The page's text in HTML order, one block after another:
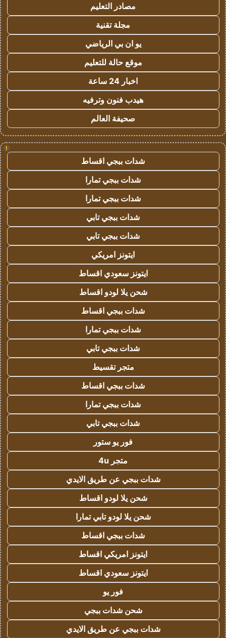
مصادر التعليم
مجلة تقنية
يو ان بي الرياضي
موقع حالة للتعليم
اخبار 24 ساعة
هيدب فنون وترفيه
صحيفة العالم
!
شدات ببجي اقساط
شدات ببجي تمارا
شدات ببجي تمارا
شدات ببجي تابي
شدات ببجي تابي
ايتونز امريكي
ايتونز سعودي اقساط
شحن يلا لودو اقساط
شدات ببجي اقساط
شدات ببجي تمارا
شدات ببجي تابي
متجر تقسيط
شدات ببجي اقساط
شدات ببجي تمارا
شدات ببجي تابي
فور يو ستور
متجر 4u
شدات ببجي عن طريق الايدي
شحن يلا لودو اقساط
شحن يلا لودو تابي تمارا
شدات ببجي اقساط
ايتونز امريكي اقساط
ايتونز سعودي اقساط
فور يو
شحن شدات ببجي
شدات ببجي عن طريق الايدي